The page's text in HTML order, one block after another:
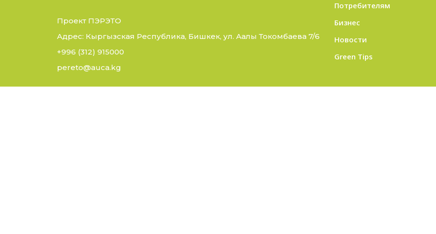
Проект ПЭРЭТО
Адрес: Кыргызская Республика, Бишкек, ул. Аалы Токомбаева 7/6
+996 (312) 915000
pereto@auca.kg
Потребителям
Бизнес
Новости
Green Tips